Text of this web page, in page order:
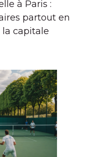
à Paris :
partout en
la capitale